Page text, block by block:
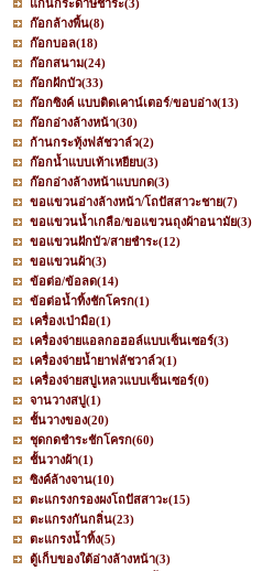
แกนกระดาษชำระ(3)
ก๊อกล้างพื้น(8)
ก๊อกบอล(18)
ก๊อกสนาม(24)
ก๊อกฝักบัว(33)
ก๊อกซิงค์ แบบติดเคาน์เตอร์/ขอบอ่าง(13)
ก๊อกอ่างล้างหน้า(30)
ก้านกระทุ้งฟลัชวาล์ว(2)
ก๊อกน้ำแบบเท้าเหยียบ(3)
ก๊อกอ่างล้างหน้าแบบกด(3)
ขอแขวนอ่างล้างหน้า/โถปัสสาวะชาย(7)
ขอแขวนน้ำเกลือ/ขอแขวนถุงผ้าอนามัย(3)
ขอแขวนฝักบัว/สายชำระ(12)
ขอแขวนผ้า(3)
ข้อต่อ/ข้อลด(14)
ข้อต่อน้ำทิ้งชักโครก(1)
เครื่องเป่ามือ(1)
เครื่องจ่ายแอลกอฮอล์แบบเซ็นเซอร์(3)
เครื่องจ่ายน้ำยาฟลัชวาล์ว(1)
เครื่องจ่ายสบู่เหลวแบบเซ็นเซอร์(0)
จานวางสบู่(1)
ชั้นวางของ(20)
ชุดกดชำระชักโครก(60)
ชั้นวางผ้า(1)
ซิงค์ล้างจาน(10)
ตะแกรงกรองผงโถปัสสาวะ(15)
ตะแกรงกันกลิ่น(23)
ตะแกรงน้ำทิ้ง(5)
ตู้เก็บของใต้อ่างล้างหน้า(3)